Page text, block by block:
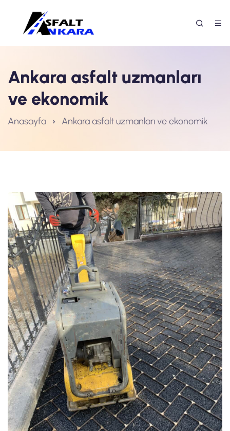
Ankara asfalt uzmanları
ve ekonomik
Anasayfa Ankara asfalt uzmanları ve ekonomik